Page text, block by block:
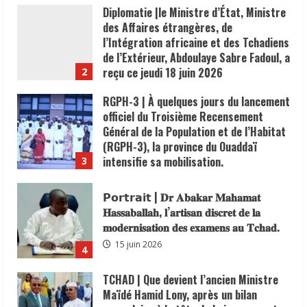
Youssef.
18 juin 2026
3
RGPH-3 | À quelques jours du lancement
officiel du Troisième Recensement
Général de la Population et de l’Habitat
(RGPH-3), la province du Ouaddaï
intensifie sa mobilisation.
4
𝗣𝗼𝗿𝘁𝗿𝗮𝗶𝘁 | 𝐃𝐫 𝐀𝐛𝐚𝐤𝐚𝐫 𝐌𝐚𝐡𝐚𝐦𝐚𝐭
𝐇𝐚𝐬𝐬𝐚𝐛𝐚𝐥𝐥𝐚𝐡, 𝐥’𝐚𝐫𝐭𝐢𝐬𝐚𝐧 𝐝𝐢𝐬𝐜𝐫𝐞𝐭 𝐝𝐞 𝐥𝐚
𝐦𝐨𝐝𝐞𝐫𝐧𝐢𝐬𝐚𝐭𝐢𝐨𝐧 𝐝𝐞𝐬 𝐞𝐱𝐚𝐦𝐞𝐧𝐬 𝐚𝐮 𝐓𝐜𝐡𝐚𝐝.
15 juin 2026
5
TCHAD | Que devient l’ancien Ministre
Maïdé Hamid Lony, après un bilan
exemplaire à la tête de la jeunesse et
des sports.
12 juin 2026
Tchad | Le ministre des
Télécommunications, de l’Économie